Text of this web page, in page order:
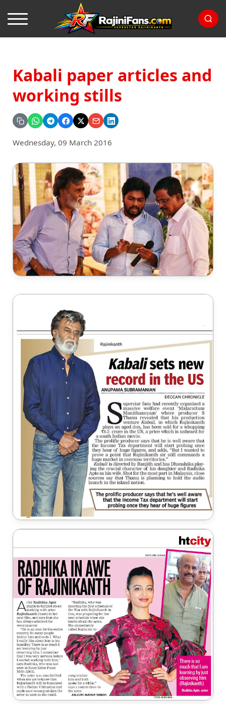
Kabali paper articles and
working stills
Wednesday, 09 March 2016